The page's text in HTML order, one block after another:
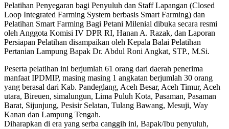
Pelatihan Penyegaran bagi Penyuluh dan Staff Lapangan (Closed
Loop Integrated Farming System berbasis Smart Farming) dan
Pelatihan Smart Farming Bagi Petani Milenial dibuka secara resmi
oleh Anggota Komisi IV DPR RI, Hanan A. Razak, dan Laporan
Persiapan Pelatihan disampaikan oleh Kepala Balai Pelatihan
Pertanian Lampung Bapak Dr. Abdul Roni Angkat, STP., M.Si.
Peserta pelatihan ini berjumlah 61 orang dari daerah penerima
manfaat IPDMIP, masing masing 1 angkatan berjumlah 30 orang
yang berasal dari Kab. Pandeglang, Aceh Besar, Aceh Timur, Aceh
utara, Bireuen, simalungun, Lima Puluh Kota, Pasaman, Pasaman
Barat, Sijunjung, Pesisir Selatan, Tulang Bawang, Mesuji, Way
Kanan dan Lampung Tengah.
Diharapkan di era yang serba canggih ini, Bapak/Ibu penyuluh,